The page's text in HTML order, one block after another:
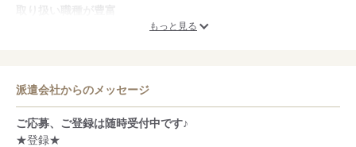
（日払い週払いはありません）
取り扱い職種が豊富
◆製造関係のお仕事がメインですが、求職者の皆さんのご希望に
未経験OKのお仕事が豊富
◆当社では「製造初めて」「事務初めて」など未経験の方も多く
採用しています。新しいことを始めるのは勇気と辛抱が必要で
す。未経験の方が安心してお仕事をスタートできるよう精一杯サ
もっと見る
派遣会社からのメッセージ
ご応募、ご登録は随時受付中です♪
★登録★